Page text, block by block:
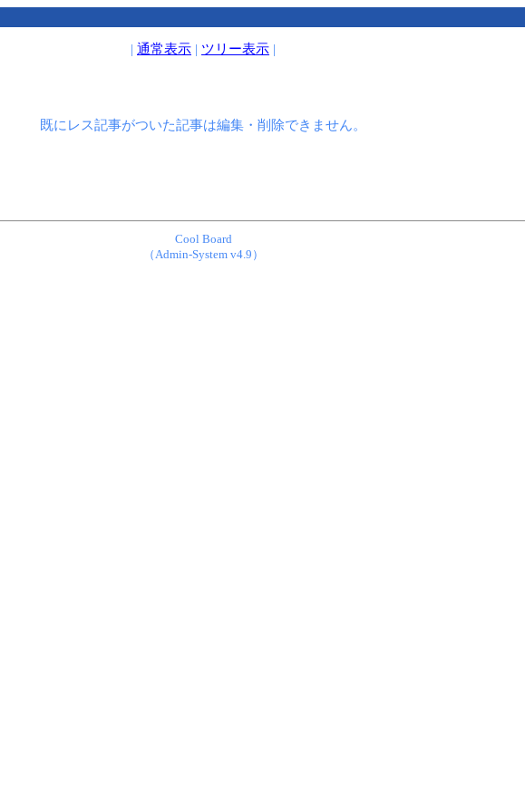
| 通常表示 | ツリー表示 |
既にレス記事がついた記事は編集・削除できません。
Cool Board
（Admin-System v4.9）